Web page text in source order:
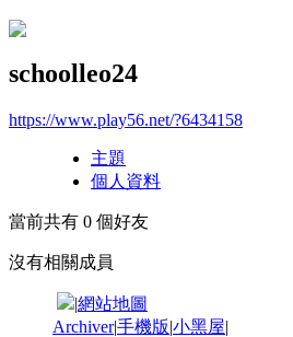
schoolleo24
https://www.play56.net/?6434158
主題
個人資料
當前共有 0 個好友
沒有相關成員
|網站地圖
Archiver|手機版|小黑屋|